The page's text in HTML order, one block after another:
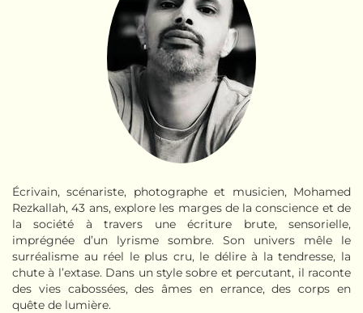
Écrivain, scénariste, photographe et musicien, Mohamed
Rezkallah, 43 ans, explore les marges de la conscience et de
la société à travers une écriture brute, sensorielle,
imprégnée d’un lyrisme sombre. Son univers mêle le
surréalisme au réel le plus cru, le délire à la tendresse, la
chute à l’extase. Dans un style sobre et percutant, il raconte
des vies cabossées, des âmes en errance, des corps en
quête de lumière.